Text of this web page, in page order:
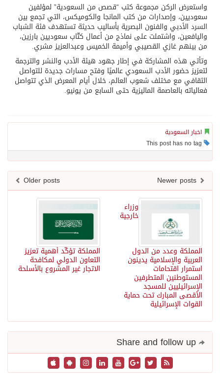
واستعرض الركن مجموعة كتب “قصص من السعودية” لمؤلفين
سعوديين، وإصدارات من كتب المانجا والكوميكس، التي تجمع بين
السرد الأدبي والفنون البصرية بأساليب حديثة تستهدف فئة الشباب
واليافعين، واشتملت على نماذج من أعمال كتّاب سعوديين بارزين،
من بينهم غازي القصيبي وأميمة الخميس وعبدالعزيز مشري.
وتأتي هذه المشاركة في إطار جهود هيئة الأدب والنشر والترجمة
لتعزيز حضور الأدب السعودي عالميًا وفتح مسارات جديدة للتواصل
الثقافي مع مختلف شعوب العالم، خلال أيام المعرض الذي تتواصل
فعالياته بالعاصمة الماليزية حتى السابع من يونيو.
اخبار السعودية
Older posts
المملكة تؤكّد أهمية تعزيز
التعاون الدولي لمكافحة
الاتجار غير المشروع بالأسلحة
وزراء
خارجية
المملكة وعدد من الدول
العربية والإسلامية يدينون
استمرار اقتحامات
المستوطنين المتطرفين
الإسرائيليين للمسجد
الأقصى المبارك تحت حماية
القوات الإسرائيلية